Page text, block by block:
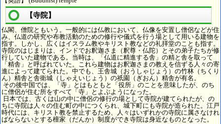
【寺院】
仏閣、僧院ともいう。一般的には仏教において、仏像を安置し僧侶などが住
み、仏道の研究や布教活動のための修行や儀式を行う場として用いる建物を
指す。しかし、広くはイスラム教やキリスト教などの礼拝堂のことも指す。
寺院のはじまりは、インドでお釈迦さま（釈尊・仏陀）とその弟子たちが修
行していた建物である。当時は、「仏道に精進する舎」の精と舎を取って
「精舎」と呼ばれていた。これら建物はお釈迦さまの教えを信ずる人々の寄
進によって建てられた。中でも、王舎城（おうしゃじょう）の竹林（ちくり
ん）精舎と舎衛城（しゃえいじょう）の祇園（ぎおん）精舎が有名。
その後中国では、「寺」とはもともと「役所」のことを意味したが、のち
に僧侶が住む所をすべて「寺」とよぶようになった。
日本では、古くは山の中に僧侶の修行の場として寺院が建てられたが、の
ちに寺院は人々の住む町の中につくられ、城下町にも寺院が造られた。江戸
時代には、キリスト教を禁止するため、人々はいずれかの寺院に属さなけれ
ばならないとする檀家（だんか）制度ができ寺院は身近なものとなった。